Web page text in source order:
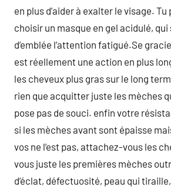
en plus d’aider à exalter le visage.
choisir un masque en gel acidulé, qui
d’emblée l’attention fatigué.Se
est réellement une action en plus
les cheveux plus gras sur le long
rien que acquitter juste les mèches
pose pas de souci. enfin votre
si les mèches avant sont épaisse
vos ne l’est pas, attachez-vous les
vous juste les premières mèches
d’éclat, défectuosité, peau qui